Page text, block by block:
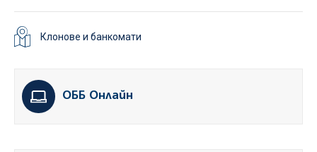
Клонове и банкомати
ОББ Онлайн